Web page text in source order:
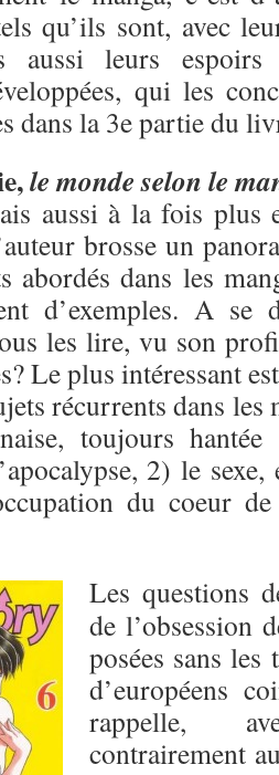
qu’ils sont, avec
aussi leurs
qui les
dans la 3e partie du
le monde selon le
aussi à la fois plus
brosse un
abordés dans les
d’exemples. A se
les lire, vu son
Le plus intéressant
récurrents dans les
toujours
2) le
du coeur
Les questions
de l’obsession
posées sans
d’européens
rappelle,
contrairement